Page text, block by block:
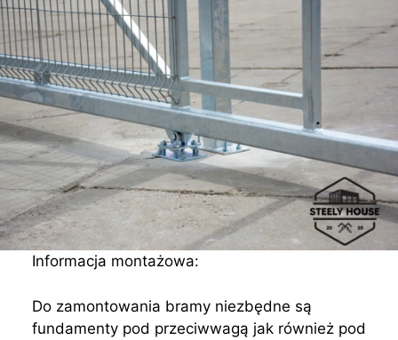
Informacja montażowa:
Do zamontowania bramy niezbędne są
fundamenty pod przeciwwagą jak również pod